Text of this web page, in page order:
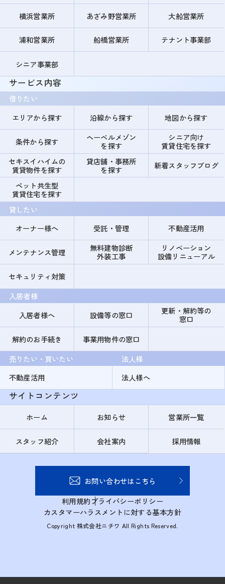
横浜営業所 あざみ野営業所 大船営業所
浦和営業所 船橋営業所 テナント事業部
シニア事業部
サービス内容
借りたい
エリアから探す
沿線から探す 地図から探す
条件から探す
ヘーベルメゾン
を探す
シニア向け
賃貸住宅を探す
セキスイハイムの
賃貸物件を探す
貸店舗・事務所
を探す
新着スタッフブログ
ペット共生型
賃貸住宅を探す
貸したい
オーナー様へ
受託・管理 不動産活用
メンテナンス管理
無料建物診断
外装工事
リノベーション
設備リニューアル
セキュリティ対策
入居者様
入居者様へ
設備等の窓口
更新・解約等の
窓口
解約のお手続き
事業用物件の窓口
売りたい・買いたい
不動産活用
法人様
法人様へ
サイトコンテンツ
ホーム お知らせ 営業所一覧
スタッフ紹介 会社案内 採用情報
お問い合わせはこちら
利用規約プライバシーポリシー
カスタマーハラスメントに対する基本方針
Copyright 株式会社ニチワ All Rights Reserved.